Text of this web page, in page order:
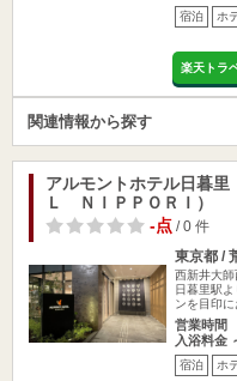
宿泊 ホ
楽天トラ
関連情報から探す
アルモントホテル日暮
Ｌ ＮＩＰＰＯＲＩ）
-点/ 0 件
東京都 /
西新井大
日暮里駅
ンを目印に
営業時間
入浴料金
宿泊 ホ